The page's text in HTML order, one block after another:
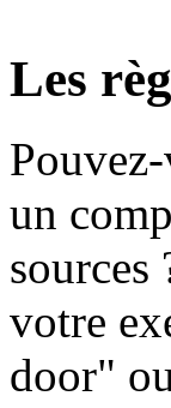
Les
un
sources
votre
door"